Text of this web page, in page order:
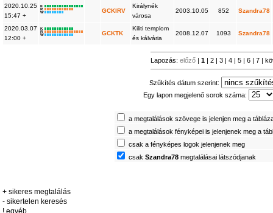
2020.10.25
15:47 +
K
R
W
GCKIRV
Királynék
városa
2003.10.05 852 Szandra78
2020.03.07
12:00 +
K
R
W
GCKTK
Kiliti templom
és kálvária
2008.12.07 1093 Szandra78
Lapozás:előző |1 | 2 | 3 | 4 | 5 | 6 | 7 |
Szűkítés dátum szerint:
Egy lapon megjelenő sorok száma:
a megtalálások szövege is jelenjen meg a
a megtalálások fényképei is jelenjenek meg a
csak a fényképes logok jelenjenek meg
csakSzandra78 megtalálásai látszódjanak
+ sikeres megtalálás
- sikertelen keresés
! egyéb